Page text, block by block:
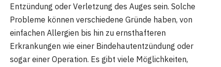
Entzündung oder Verletzung des Auges sein. Solche
Probleme können verschiedene Gründe haben, von
einfachen Allergien bis hin zu ernsthafteren
Erkrankungen wie einer Bindehautentzündung oder
sogar einer Operation. Es gibt viele Möglichkeiten,